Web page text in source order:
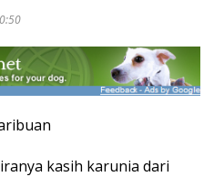
kasih karunia dari